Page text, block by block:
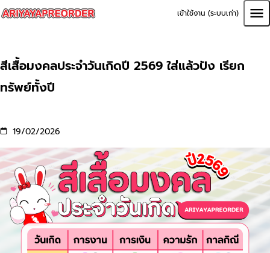
เข้าใช้งาน (ระบบเก่า)
สีเสื้อมงคลประจำวันเกิดปี 2569 ใส่แล้วปัง เรียก
ทรัพย์ทั้งปี
19/02/2026